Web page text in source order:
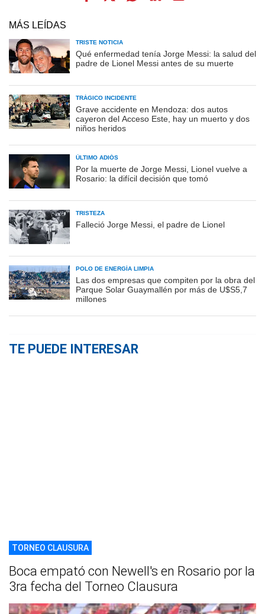
MÁS LEÍDAS
TRISTE NOTICIA
Qué enfermedad tenía Jorge Messi: la salud del
padre de Lionel Messi antes de su muerte
TRÁGICO INCIDENTE
Grave accidente en Mendoza: dos autos
cayeron del Acceso Este, hay un muerto y dos
niños heridos
ÚLTIMO ADIÓS
Por la muerte de Jorge Messi, Lionel vuelve a
Rosario: la difícil decisión que tomó
TRISTEZA
Falleció Jorge Messi, el padre de Lionel
POLO DE ENERGÍA LIMPIA
Las dos empresas que compiten por la obra del
Parque Solar Guaymallén por más de U$S5,7
millones
TE PUEDE INTERESAR
TORNEO CLAUSURA
Boca empató con Newell's en Rosario por la
3ra fecha del Torneo Clausura